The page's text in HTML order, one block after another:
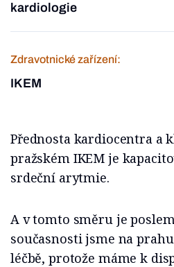
kardiologie
Zdravotnické zařízení:
IKEM
Přednosta kardiocentra a
pražském IKEM je
srdeční arytmie.
A v tomto směru je
současnosti jsme na
léčbě, protože máme k